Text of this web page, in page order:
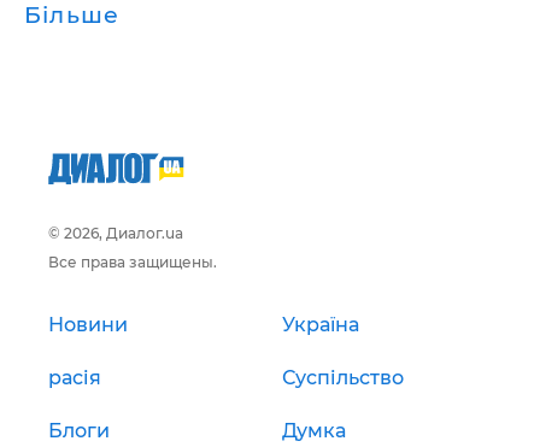
Більше
© 2026, Диалог.ua
Все права защищены.
Новини Україна
расія Суспільство
Блоги Думка